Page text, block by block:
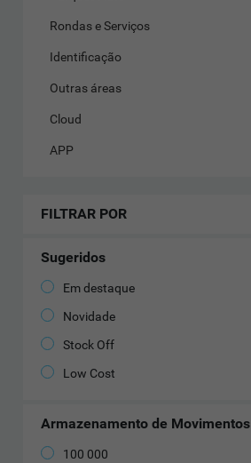
Rondas e Serviços
Identificação
Outras áreas
Cloud
APP
FILTRAR POR
Sugeridos
Em destaque
Novidade
Stock Off
Low Cost
Armazenamento de Movimentos
100 000